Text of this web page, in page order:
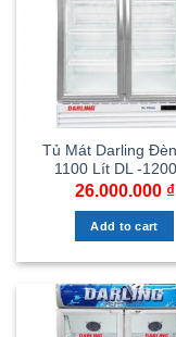
Tủ Mát Darling
1100 Lít DL -
26.000.000 ₫
Add to cart